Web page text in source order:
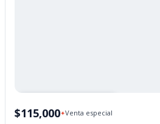
$115,000✦Venta especial